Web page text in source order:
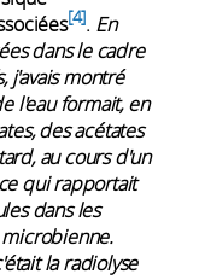
4 . En
dans le cadre
j'avais montré
l'eau formait, en
des acétates
au cours d'un
qui rapportait
dans les
la radiolyse